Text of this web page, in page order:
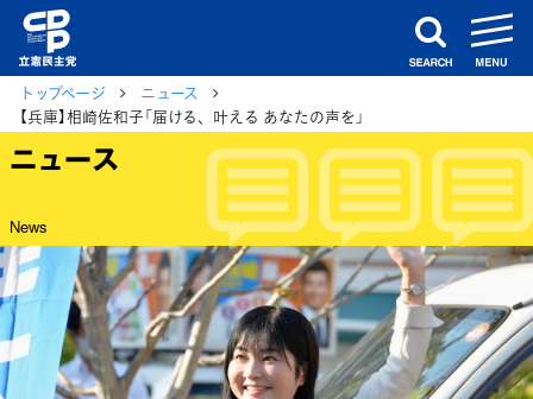
search
トップページ
ニュース
【兵庫】相崎佐和子「届ける、叶える あなたの声を」
ニュース
News